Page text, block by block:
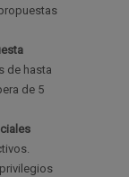
de hasta
de 5